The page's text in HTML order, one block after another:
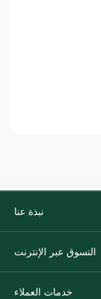
نبذة عنا
التسوق عبر الإنترنت
خدمات العملاء